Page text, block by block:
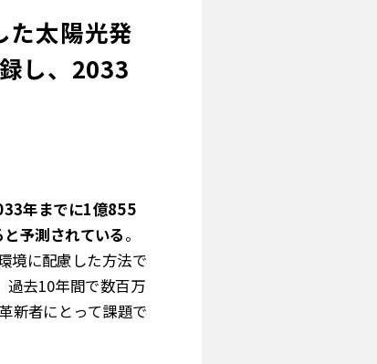
た太陽光発
し、2033
年までに1億855
予測されている。
境に配慮した方法で
過去10年間で数百万
新者にとって課題で